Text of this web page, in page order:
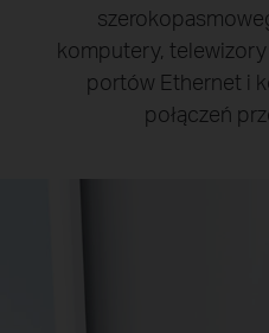
komputery,
portów Ethernet i
połączeń